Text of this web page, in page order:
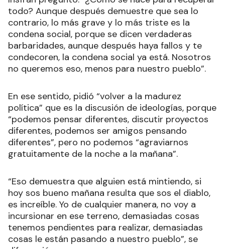
todo? Aunque después demuestre que sea lo
contrario, lo más grave y lo más triste es la
condena social, porque se dicen verdaderas
barbaridades, aunque después haya fallos y te
condecoren, la condena social ya está. Nosotros
no queremos eso, menos para nuestro pueblo”.
En ese sentido, pidió “volver a la madurez
política” que es la discusión de ideologías, porque
“podemos pensar diferentes, discutir proyectos
diferentes, podemos ser amigos pensando
diferentes”, pero no podemos “agraviarnos
gratuitamente de la noche a la mañana”.
“Eso demuestra que alguien está mintiendo, si
hoy sos bueno mañana resulta que sos el diablo,
es increíble. Yo de cualquier manera, no voy a
incursionar en ese terreno, demasiadas cosas
tenemos pendientes para realizar, demasiadas
cosas le están pasando a nuestro pueblo”, se